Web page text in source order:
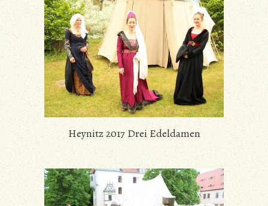
Heynitz 2017 Drei Edeldamen